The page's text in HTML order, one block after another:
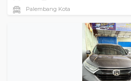
Palembang Kota